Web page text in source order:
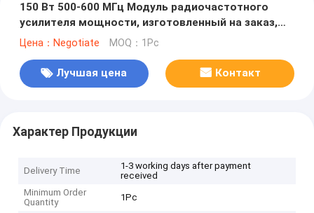
150 Вт 500-600 МГц Модуль радиочастотного
усилителя мощности, изготовленный на заказ,
для подавления помех, PA GaN, модуль для
изоляционной защитой
Цена：Negotiate MOQ：1Pc
Лучшая цена Контакт
Характер Продукции
Delivery Time
1-3 working days after payment
received
Minimum Order
Quantity
1Pc